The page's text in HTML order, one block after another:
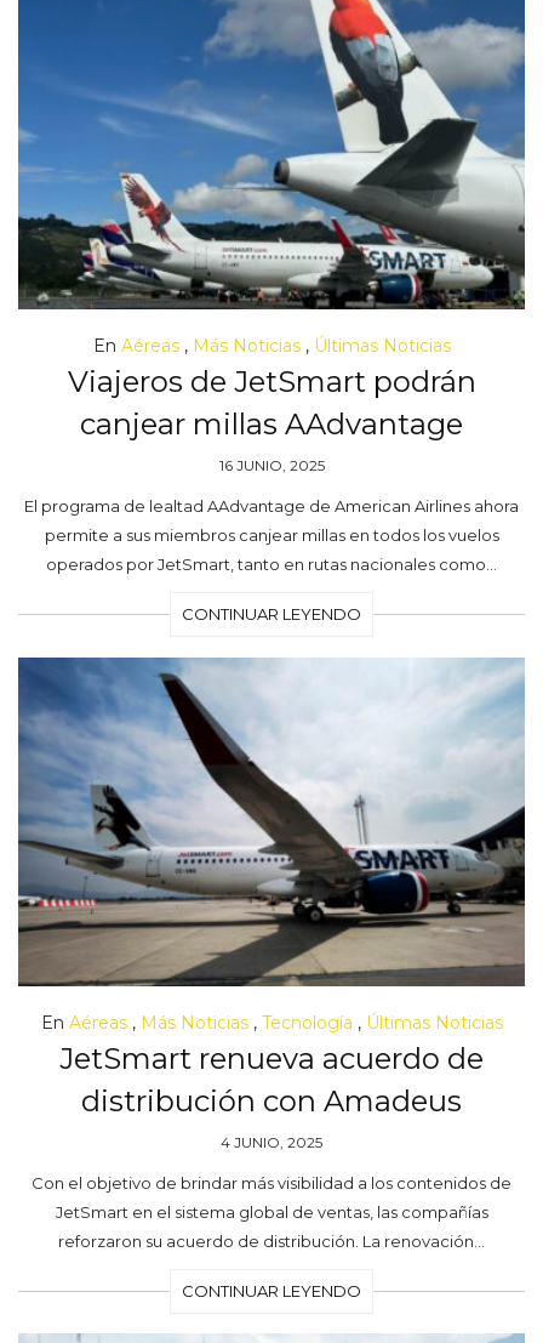
En Aéreas, Más Noticias, Últimas Noticias
Viajeros de JetSmart podrán
canjear millas AAdvantage
16 JUNIO, 2025
El programa de lealtad AAdvantage de American Airlines ahora
permite a sus miembros canjear millas en todos los vuelos
operados por JetSmart, tanto en rutas nacionales como…
CONTINUAR LEYENDO
En Aéreas, Más Noticias, Tecnología , Últimas Noticias
JetSmart renueva acuerdo de
distribución con Amadeus
4 JUNIO, 2025
Con el objetivo de brindar más visibilidad a los contenidos de
JetSmart en el sistema global de ventas, las compañías
reforzaron su acuerdo de distribución. La renovación…
CONTINUAR LEYENDO